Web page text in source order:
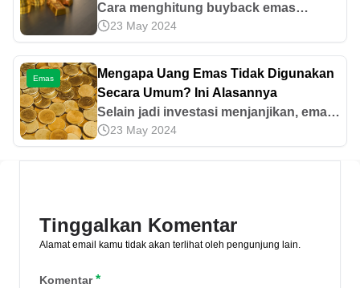
Cara menghitung buyback emas
diawali dengan memeriksa harga
buyback terkini dan menentukan kadar
kemurnian emas. Mari simak
pembahasan selengkapnya di sini.
23 May 2024
Emas
Mengapa Uang Emas Tidak Digunakan
Secara Umum? Ini Alasannya
Selain jadi investasi menjanjikan, emas
punya banyak kegunaan lain. Yuk, cari
tahu mengapa uang emas tidak
23 May 2024
Tinggalkan Komentar
Alamat email kamu tidak akan terlihat oleh pengunjung lain.
Komentar*